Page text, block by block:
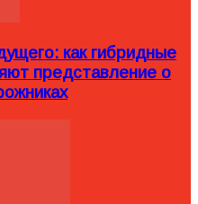
как гибридные
представление о